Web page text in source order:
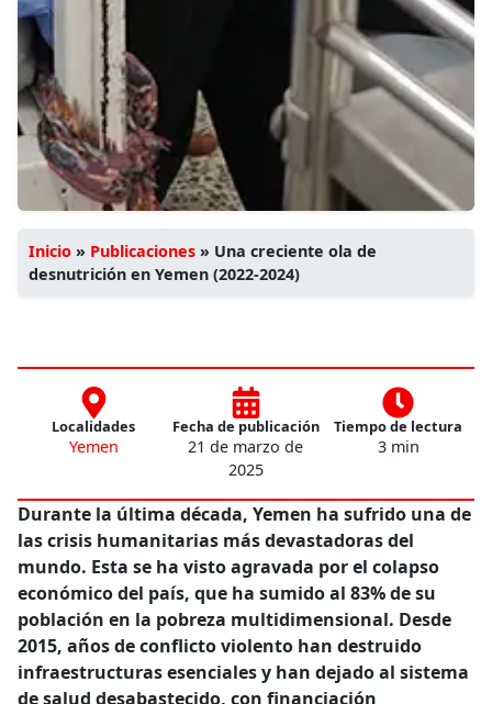
Inicio » Publicaciones » Una creciente ola de
desnutrición en Yemen (2022-2024)
Localidades
Yemen
Fecha de publicación
21 de marzo de
2025
Tiempo de lectura
3 min
Durante la última década, Yemen ha sufrido una de
las crisis humanitarias más devastadoras del
mundo. Esta se ha visto agravada por el colapso
económico del país, que ha sumido al 83% de su
población en la pobreza multidimensional. Desde
2015, años de conflicto violento han destruido
infraestructuras esenciales y han dejado al sistema
de salud desabastecido, con financiación